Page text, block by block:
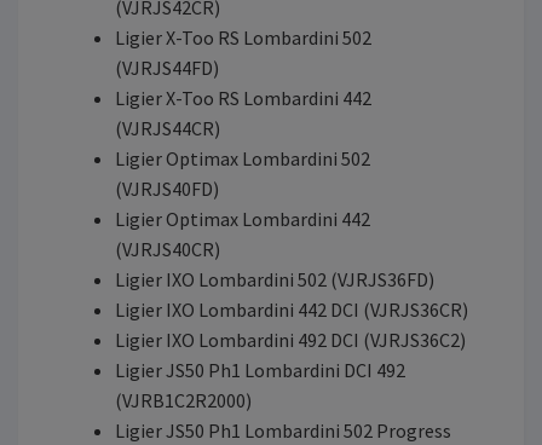
(VJRJS42CR)
Ligier X-Too RS Lombardini 502
(VJRJS44FD)
Ligier X-Too RS Lombardini 442
(VJRJS44CR)
Ligier Optimax Lombardini 502
(VJRJS40FD)
Ligier Optimax Lombardini 442
(VJRJS40CR)
Ligier IXO Lombardini 502 (VJRJS36FD)
Ligier IXO Lombardini 442 DCI (VJRJS36CR)
Ligier IXO Lombardini 492 DCI (VJRJS36C2)
Ligier JS50 Ph1 Lombardini DCI 492
(VJRB1C2R2000)
Ligier JS50 Ph1 Lombardini 502 Progress